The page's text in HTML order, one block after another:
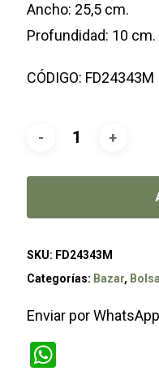
Ancho: 25,5 cm.
Profundidad: 10 cm.
CÓDIGO: FD24343M
SKU: FD24343M
Categorías: Bazar,
Enviar por WhatsApp
WhatsApp